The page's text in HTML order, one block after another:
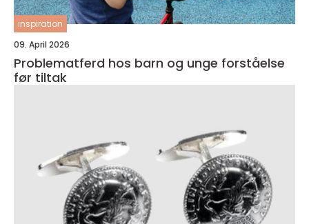
inspiration
09. April 2026
Problematferd hos barn og unge forståelse
før tiltak